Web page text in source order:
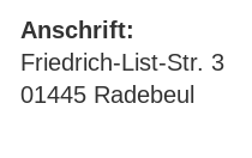
Anschrift:
Friedrich-List-Str. 3
01445 Radebeul